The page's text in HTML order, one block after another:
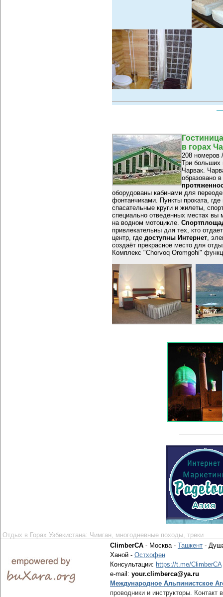
в горах
208 номеров
Три больших
Чарвак.
образовано
оборудованы кабинами для
фонтанчиками. Пункты проката,
спасательные круги и жилеты,
специально отведенных местах вы
на водном мотоцикле.
привлекательны для тех, кто
центр, где доступны Интернет ,
создаёт прекрасное место для
Комплекс "Chorvoq Oromgohi"
Отдых в Горах Узбекистана: Чимган, многодневные походы, треки
ClimberCA - Москва - Ташкент -
Ханой - Остхофен
Консультации: https://t.me/ClimberCA
e-mail: your.climberca@ya.ru
Международное Альпинистское
проводники и инструкторы. Контакт